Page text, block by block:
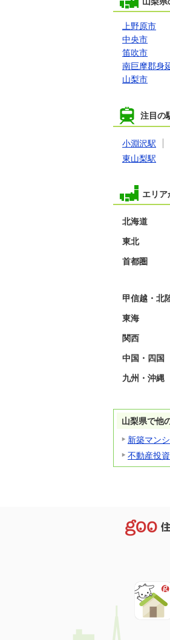
上野原市
中央市
笛吹市
南巨摩郡身
山梨市
注目の
小淵沢駅
東山梨駅
エリア
北海道
東北
首都圏
甲信越・北
東海
関西
中国・四国
九州・沖縄
山梨県で他
新築マン
不動産投資